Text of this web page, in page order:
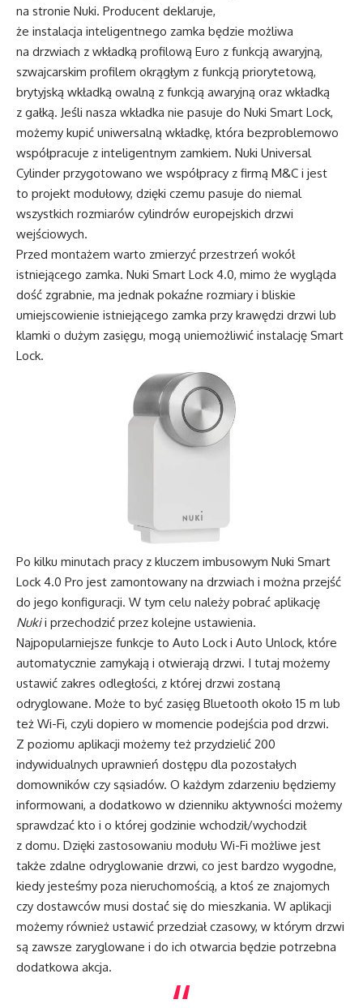
na stronie Nuki. Producent deklaruje,
że instalacja inteligentnego zamka będzie możliwa
na drzwiach z wkładką profilową Euro z funkcją awaryjną,
szwajcarskim profilem okrągłym z funkcją priorytetową,
brytyjską wkładką owalną z funkcją awaryjną oraz wkładką
z gałką. Jeśli nasza wkładka nie pasuje do Nuki Smart Lock,
możemy kupić uniwersalną wkładkę, która bezproblemowo
współpracuje z inteligentnym zamkiem. Nuki Universal
Cylinder przygotowano we współpracy z firmą M&C i jest
to projekt modułowy, dzięki czemu pasuje do niemal
wszystkich rozmiarów cylindrów europejskich drzwi
wejściowych.
Przed montażem warto zmierzyć przestrzeń wokół
istniejącego zamka. Nuki Smart Lock 4.0, mimo że wygląda
dość zgrabnie, ma jednak pokaźne rozmiary i bliskie
umiejscowienie istniejącego zamka przy krawędzi drzwi lub
klamki o dużym zasięgu, mogą uniemożliwić instalację Smart
Lock.
Po kilku minutach pracy z kluczem imbusowym Nuki Smart
Lock 4.0 Pro jest zamontowany na drzwiach i można przejść
do jego konfiguracji. W tym celu należy pobrać aplikację
Nukii przechodzić przez kolejne ustawienia.
Najpopularniejsze funkcje to Auto Lock i Auto Unlock, które
automatycznie zamykają i otwierają drzwi. I tutaj możemy
ustawić zakres odległości, z której drzwi zostaną
odryglowane. Może to być zasięg Bluetooth około 15 m lub
też Wi-Fi, czyli dopiero w momencie podejścia pod drzwi.
Z poziomu aplikacji możemy też przydzielić 200
indywidualnych uprawnień dostępu dla pozostałych
domowników czy sąsiadów. O każdym zdarzeniu będziemy
informowani, a dodatkowo w dzienniku aktywności możemy
sprawdzać kto i o której godzinie wchodził/wychodził
z domu. Dzięki zastosowaniu modułu Wi-Fi możliwe jest
także zdalne odryglowanie drzwi, co jest bardzo wygodne,
kiedy jesteśmy poza nieruchomością, a ktoś ze znajomych
czy dostawców musi dostać się do mieszkania. W aplikacji
możemy również ustawić przedział czasowy, w którym drzwi
są zawsze zaryglowane i do ich otwarcia będzie potrzebna
dodatkowa akcja.